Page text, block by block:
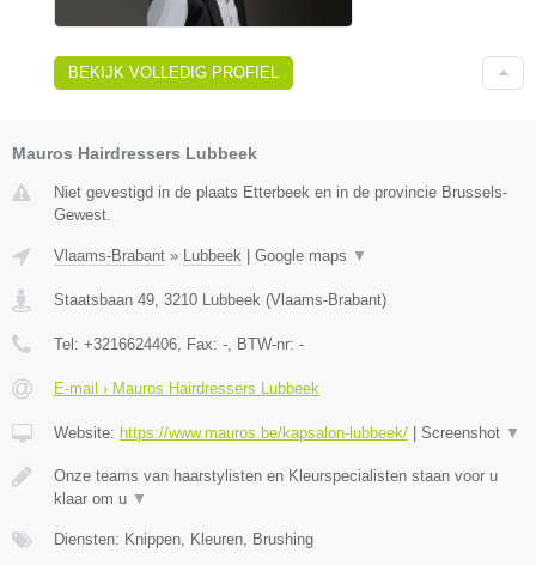
BEKIJK VOLLEDIG PROFIEL
Mauros Hairdressers Lubbeek
Niet gevestigd in de plaats Etterbeek en in de provincie Brussels-
Gewest.
Vlaams-Brabant » Lubbeek Google maps ▼
Staatsbaan 49 3210 Lubbeek (Vlaams-Brabant)
Tel: +3216624406 , Fax: - , BTW-nr: -
E-mail › Mauros Hairdressers Lubbeek
Website: https://www.mauros.be/kapsalon-lubbeek/ Screenshot ▼
Onze teams van haarstylisten en Kleurspecialisten staan voor u
klaar om u ▼
Diensten: Knippen, Kleuren, Brushing